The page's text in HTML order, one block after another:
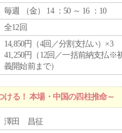
毎週 （金） 14 ：50 ～ 16 ：10
全12回
14,850円（4回／分割支払い）×3
41,250円（12回／一括前納支払※
義開始前まで）
る！ 本場・中国の四柱推命～
澤田 昌征